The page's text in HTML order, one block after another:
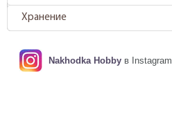
Хранение
Nakhodka Hobby в Instagram